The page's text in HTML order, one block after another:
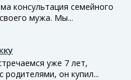
консультация семейного
мужа. Мы...
уже 7 лет,
родителями, он купил...